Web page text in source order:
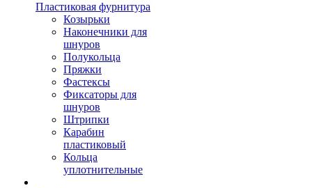
Пластиковая фурнитура
Козырьки
Наконечники для
шнуров
Полукольца
Пряжки
Фастексы
Фиксаторы для
шнуров
Штрипки
Карабин
пластиковый
Кольца
уплотнительные